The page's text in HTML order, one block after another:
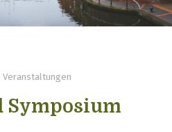
Symposium